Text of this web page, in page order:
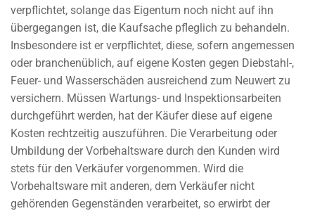
verpflichtet, solange das Eigentum noch nicht auf ihn
übergegangen ist, die Kaufsache pfleglich zu behandeln.
Insbesondere ist er verpflichtet, diese, sofern angemessen
oder branchenüblich, auf eigene Kosten gegen Diebstahl-,
Feuer- und Wasserschäden ausreichend zum Neuwert zu
versichern. Müssen Wartungs- und Inspektionsarbeiten
durchgeführt werden, hat der Käufer diese auf eigene
Kosten rechtzeitig auszuführen. Die Verarbeitung oder
Umbildung der Vorbehaltsware durch den Kunden wird
stets für den Verkäufer vorgenommen. Wird die
Vorbehaltsware mit anderen, dem Verkäufer nicht
gehörenden Gegenständen verarbeitet, so erwirbt der